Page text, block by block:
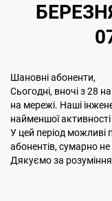
Шановні абоненти,
Сьогодні, вночі з 28
на мережі. Наші
найменшої
У цей період можливі
абонентів, сумарно
Дякуємо за розуміння